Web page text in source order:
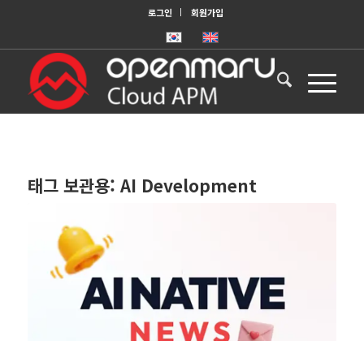
로그인 회원가입
태그 보관용: AI Development